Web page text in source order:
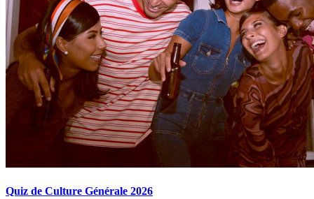
Quiz de Culture Générale 2026